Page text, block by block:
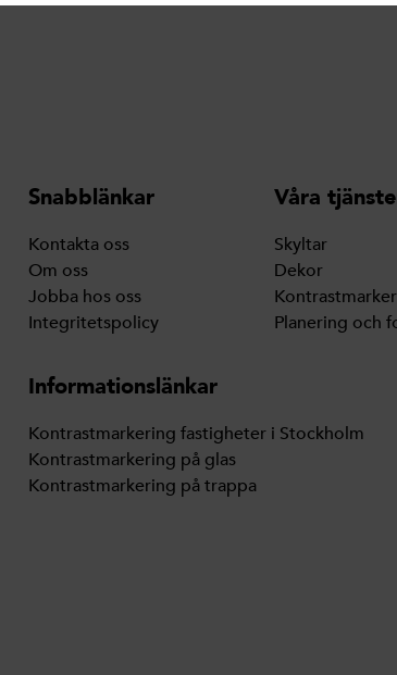
Snabblänkar
Kontakta oss
Om oss
Jobba hos oss
Integritetspolicy
Våra
Skyltar
Dekor
Planering och
Informationslänkar
Kontrastmarkering fastigheter i Stockholm
Kontrastmarkering på glas
Kontrastmarkering på trappa